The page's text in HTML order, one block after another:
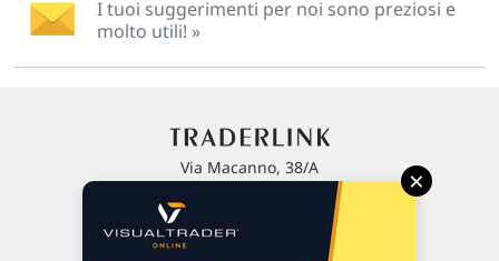
I tuoi suggerimenti per noi sono preziosi e
molto utili! »
Via Macanno, 38/A
P.IVA 02 452 460 401
×